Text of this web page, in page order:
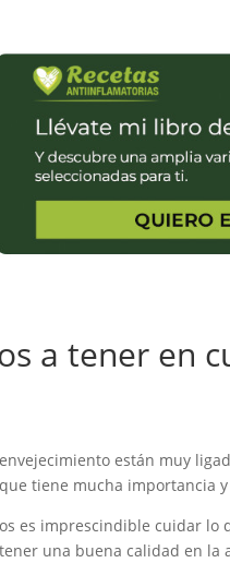
a tener en
están muy
tiene mucha importancia
es imprescindible cuidar
una buena calidad en la